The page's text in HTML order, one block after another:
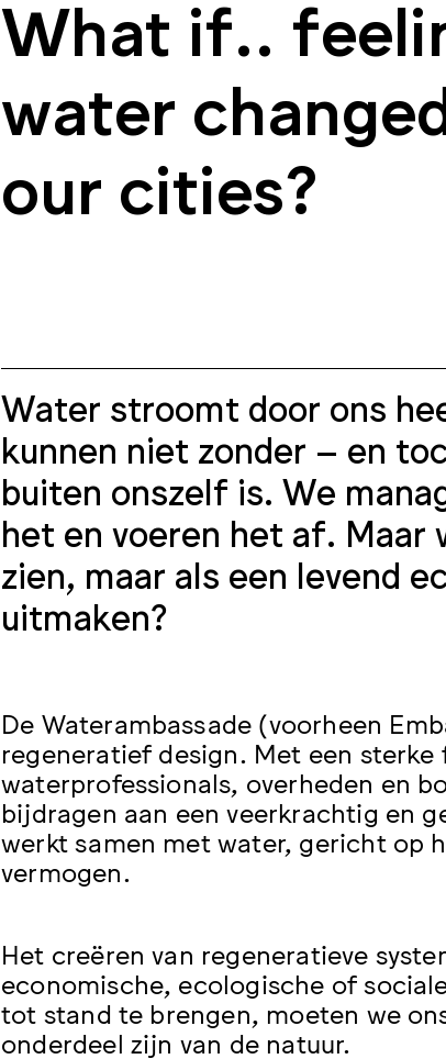
What if..
water
our cities?
Water stroomt door ons
kunnen niet zonder – en
buiten onszelf is. We
het en voeren het af. Maar
zien, maar als een levend
uitmaken?
De Waterambassade (voorheen
regeneratief design. Met een
waterprofessionals, overheden en
bijdragen aan een veerkrachtig en
werkt samen met water, gericht op
vermogen.
Het creëren van regeneratieve
economische, ecologische of
tot stand te brengen, moeten we
onderdeel zijn van de natuur.